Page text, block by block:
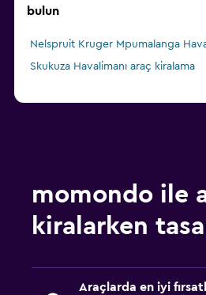
bulun
Nelspruit Kruger Mpumalanga
Skukuza Havalimanı araç kiralama
momondo ile
kiralarken
Araçlarda en iyi